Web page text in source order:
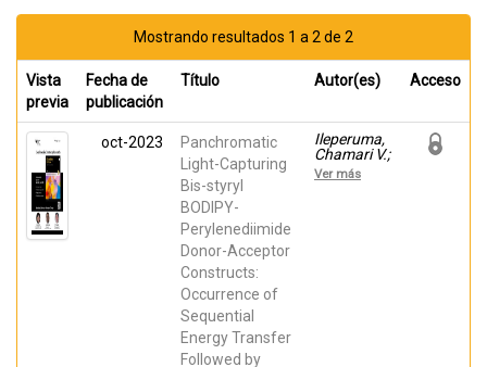
Mostrando resultados 1 a 2 de 2
Vista
previa
Fecha de
publicación
Título Autor(es) Acceso
oct-2023
Panchromatic
Light-Capturing
Bis-styryl
BODIPY-
Perylenediimide
Donor-Acceptor
Constructs:
Occurrence of
Sequential
Energy Transfer
Followed by
Ileperuma,
Chamari V.;
Garcés-
Garcés,
Ver más